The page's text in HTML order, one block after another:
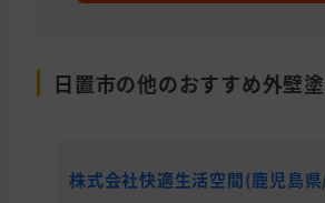
日置市の他のおすすめ外壁
株式会社快適生活空間(鹿児島